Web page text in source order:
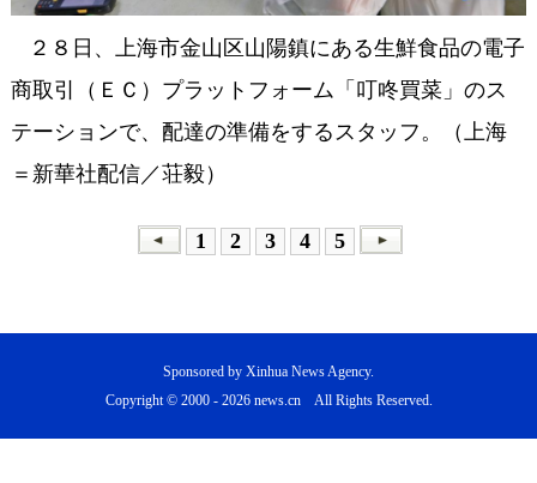
２８日、上海市金山区山陽鎮にある生鮮食品の電子
商取引（ＥＣ）プラットフォーム「叮咚買菜」のス
テーションで、配達の準備をするスタッフ。（上海
＝新華社配信／荘毅）
1 2 3 4 5
Sponsored by Xinhua News Agency.
Copyright © 2000 - 2026 news.cn All Rights Reserved.